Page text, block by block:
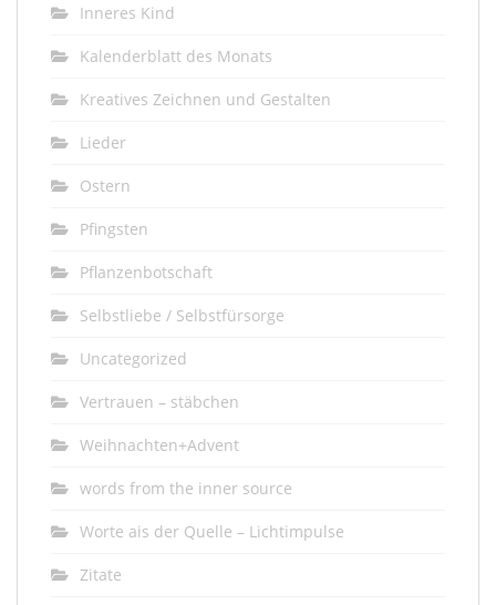
Inneres Kind
Kalenderblatt des Monats
Kreatives Zeichnen und Gestalten
Lieder
Ostern
Pfingsten
Pflanzenbotschaft
Selbstliebe / Selbstfürsorge
Uncategorized
Vertrauen – stäbchen
Weihnachten+Advent
words from the inner source
Worte ais der Quelle – Lichtimpulse
Zitate